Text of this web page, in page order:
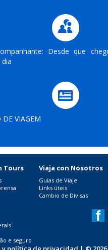
Desde que
DE VIAGEM
Tours Viaja con Nosotros
Guías de Viaje
Links úteis
Cambio de Divisas
e seguro